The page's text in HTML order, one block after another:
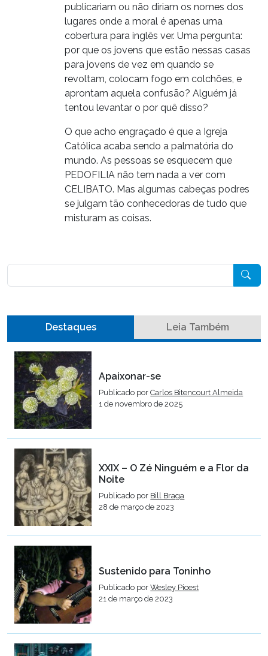
publicariam ou não diriam os nomes dos
lugares onde a moral é apenas uma
cobertura para inglês ver. Uma pergunta:
por que os jovens que estão nessas casas
para jovens de vez em quando se
revoltam, colocam fogo em colchões, e
aprontam aquela confusão? Alguém já
tentou levantar o por quê disso?
O que acho engraçado é que a Igreja
Católica acaba sendo a palmatória do
mundo. As pessoas se esquecem que
PEDOFILIA não tem nada a ver com
CELIBATO. Mas algumas cabeças podres
se julgam tão conhecedoras de tudo que
misturam as coisas.
Destaques Leia Também
Apaixonar-se
Publicado porCarlos Bitencourt Almeida
1 de novembro de 2025
XXIX – O Zé Ninguém e a Flor da
Noite
Publicado por Bill Braga
28 de março de 2023
Sustenido para Toninho
Publicado porWesley Pioest
21 de março de 2023